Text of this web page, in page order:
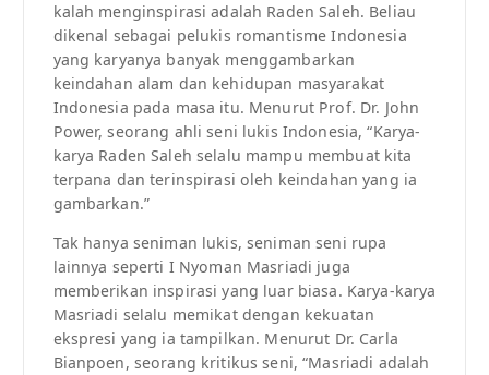
kalah menginspirasi adalah Raden Saleh. Beliau
dikenal sebagai pelukis romantisme Indonesia
yang karyanya banyak menggambarkan
keindahan alam dan kehidupan masyarakat
Indonesia pada masa itu. Menurut Prof. Dr. John
Power, seorang ahli seni lukis Indonesia, “Karya-
karya Raden Saleh selalu mampu membuat kita
terpana dan terinspirasi oleh keindahan yang ia
gambarkan.”
Tak hanya seniman lukis, seniman seni rupa
lainnya seperti I Nyoman Masriadi juga
memberikan inspirasi yang luar biasa. Karya-karya
Masriadi selalu memikat dengan kekuatan
ekspresi yang ia tampilkan. Menurut Dr. Carla
Bianpoen, seorang kritikus seni, “Masriadi adalah